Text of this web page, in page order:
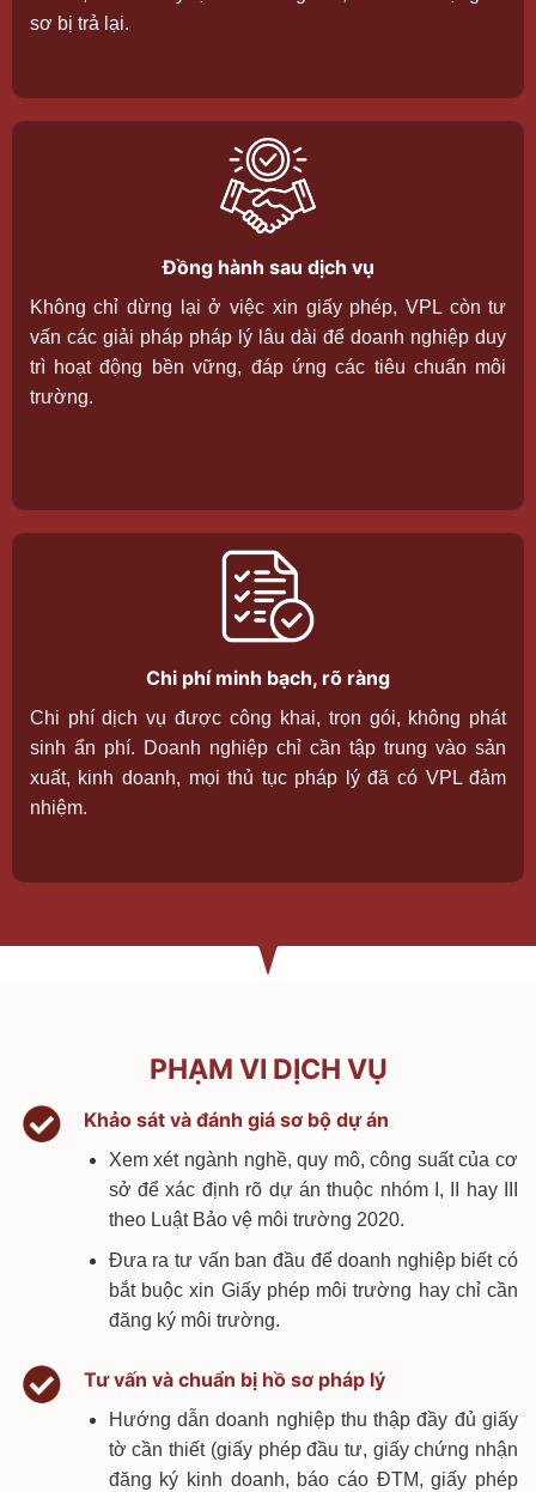
sơ bị trả lại.
Đồng hành sau dịch vụ
Không chỉ dừng lại ở việc xin giấy phép, VPL còn tư
vấn các giải pháp pháp lý lâu dài để doanh nghiệp duy
trì hoạt động bền vững, đáp ứng các tiêu chuẩn môi
trường.
Chi phí minh bạch, rõ ràng
Chi phí dịch vụ được công khai, trọn gói, không phát
sinh ẩn phí. Doanh nghiệp chỉ cần tập trung vào sản
xuất, kinh doanh, mọi thủ tục pháp lý đã có VPL đảm
nhiệm.
PHẠM VI DỊCH VỤ
Khảo sát và đánh giá sơ bộ dự án
Xem xét ngành nghề, quy mô, công suất của cơ
sở để xác định rõ dự án thuộc nhóm I, II hay III
theo Luật Bảo vệ môi trường 2020.
Đưa ra tư vấn ban đầu để doanh nghiệp biết có
bắt buộc xin Giấy phép môi trường hay chỉ cần
đăng ký môi trường.
Tư vấn và chuẩn bị hồ sơ pháp lý
Hướng dẫn doanh nghiệp thu thập đầy đủ giấy
tờ cần thiết (giấy phép đầu tư, giấy chứng nhận
đăng ký kinh doanh, báo cáo ĐTM, giấy phép